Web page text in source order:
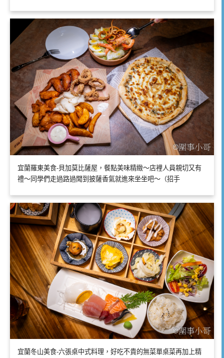
宜蘭羅東美食-貝加莫比薩屋，餐點美味精緻～店裡人員親切又有
禮～同學們走過路過聞到披薩香氣就進來坐坐吧～（招手
宜蘭冬山美食-六張桌中式料理，好吃不貴的無菜單桌菜再加上精